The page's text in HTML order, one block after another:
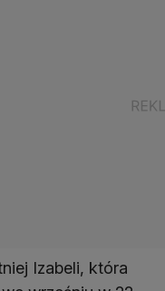
Izabeli, która